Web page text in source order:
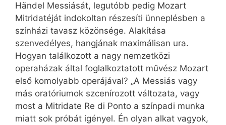
Händel Messiását, legutóbb pedig Mozart
Mitridatéját indokoltan részesíti ünneplésben a
színházi tavasz közönsége. Alakítása
szenvedélyes, hangjának maximálisan ura.
Hogyan találkozott a nagy nemzetközi
operaházak által foglalkoztatott művész Mozart
első komolyabb operájával? „A Messiás vagy
más oratóriumok szcenírozott változata, vagy
most a Mitridate Re di Ponto a színpadi munka
miatt sok próbát igényel. Én olyan alkat vagyok,